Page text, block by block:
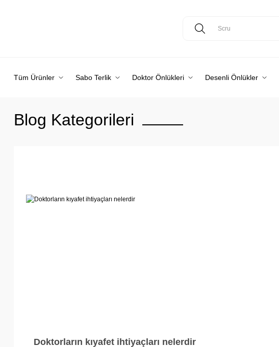
Tüm Ürünler Sabo Terlik Doktor Önlükleri Desenli Önlükler
Blog Kategorileri
Doktorların kıyafet ihtiyaçları nelerdir